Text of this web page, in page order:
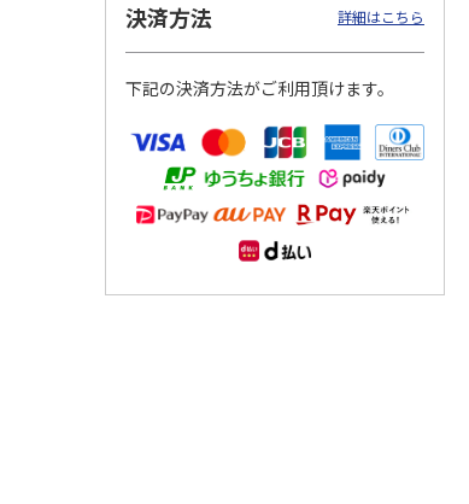
円…
4.8（11）
5,500円
4.6（7）
11,000円
決済方法 詳細はこちら
下記の決済方法がご利用頂けます。